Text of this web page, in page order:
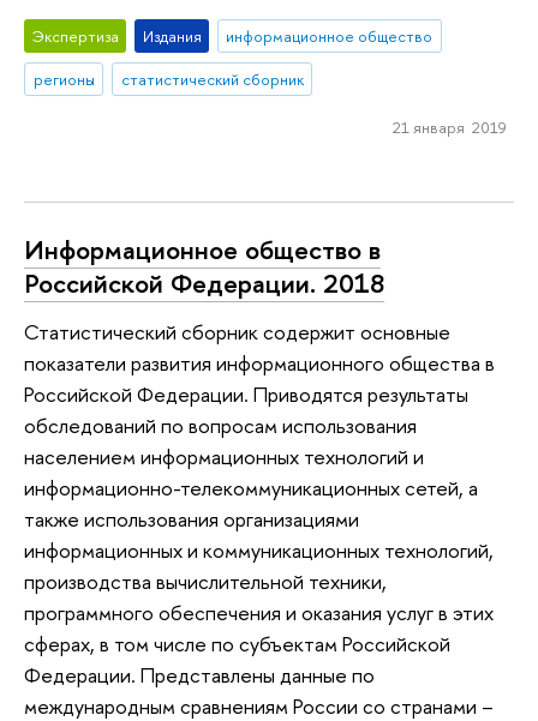
Экспертиза Издания
информационное общество
регионы
статистический сборник
21 января 2019
Информационное общество в
Российской Федерации. 2018
Статистический сборник содержит основные
показатели развития информационного общества в
Российской Федерации. Приводятся результаты
обследований по вопросам использования
населением информационных технологий и
информационно-телекоммуникационных сетей, а
также использования организациями
информационных и коммуникационных технологий,
производства вычислительной техники,
программного обеспечения и оказания услуг в этих
сферах, в том числе по субъектам Российской
Федерации. Представлены данные по
международным сравнениям России со странами –